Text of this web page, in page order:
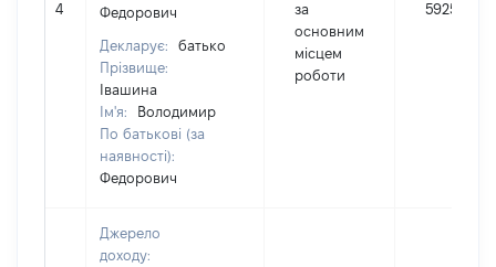
4
Федорович
Декларує:
батько
Прізвище:
Івашина
Ім'я:
Володимир
По батькові (за
наявності):
Федорович
за
основним
місцем
роботи
59256
Джерело
доходу: